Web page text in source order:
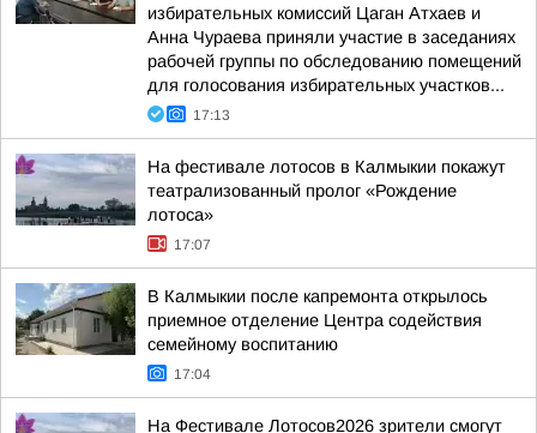
избирательных комиссий Цаган Атхаев и
Анна Чураева приняли участие в заседаниях
рабочей группы по обследованию помещений
для голосования избирательных участков...
17:13
На фестивале лотосов в Калмыкии покажут
театрализованный пролог «Рождение
лотоса»
17:07
В Калмыкии после капремонта открылось
приемное отделение Центра содействия
семейному воспитанию
17:04
На Фестивале Лотосов2026 зрители смогут